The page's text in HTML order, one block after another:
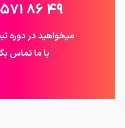
49 86 571 0915
میخواهید در دوره
با ما تماس